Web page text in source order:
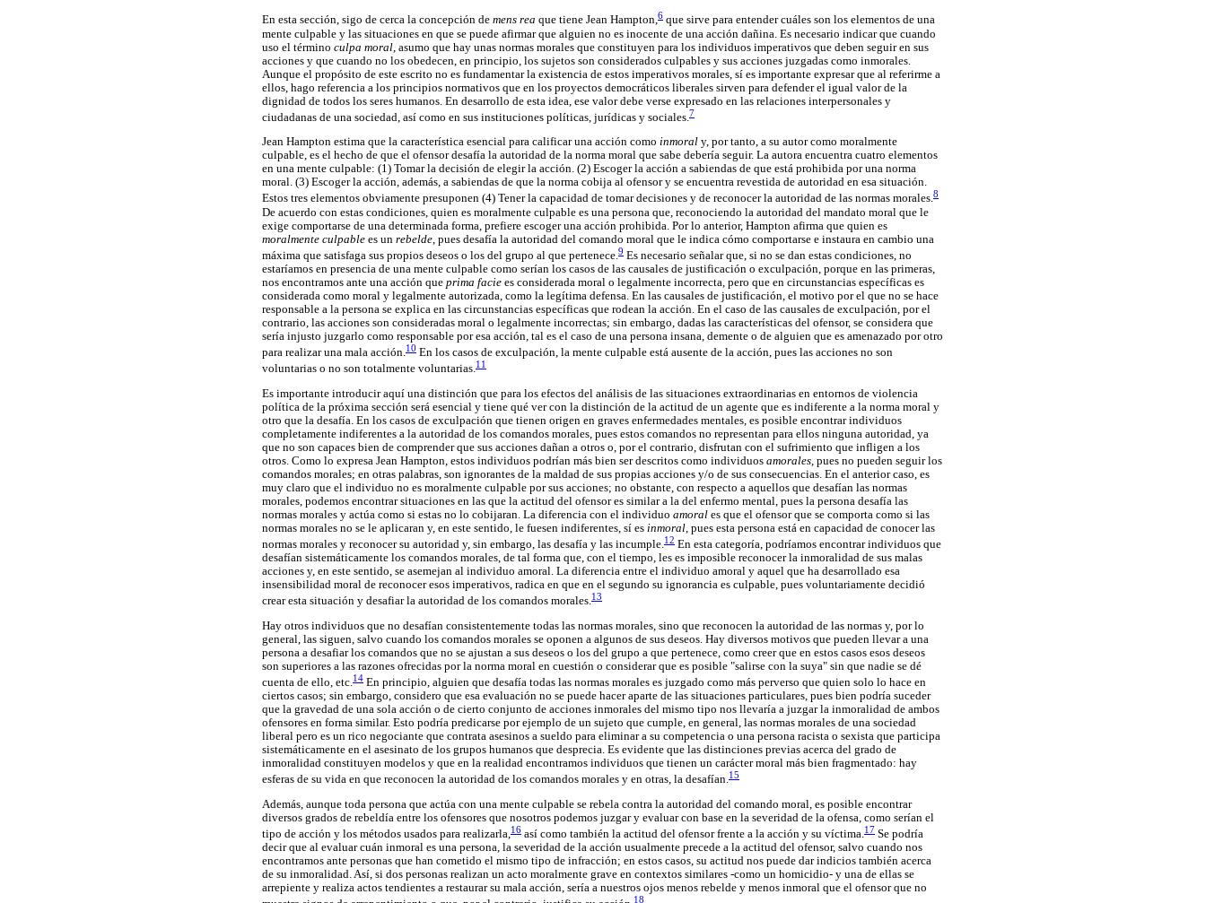
En esta sección, sigo de cerca la concepción de mens rea que tiene Jean Hampton,6 que sirve para entender cuáles son los elementos de una
mente culpable y las situaciones en que se puede afirmar que alguien no es inocente de una acción dañina. Es necesario indicar que cuando
uso el término culpa moral , asumo que hay unas normas morales que constituyen para los individuos imperativos que deben seguir en sus
acciones y que cuando no los obedecen, en principio, los sujetos son considerados culpables y sus acciones juzgadas como inmorales.
Aunque el propósito de este escrito no es fundamentar la existencia de estos imperativos morales, sí es importante expresar que al referirme a
ellos, hago referencia a los principios normativos que en los proyectos democráticos liberales sirven para defender el igual valor de la
dignidad de todos los seres humanos. En desarrollo de esta idea, ese valor debe verse expresado en las relaciones interpersonales y
ciudadanas de una sociedad, así como en sus instituciones políticas, jurídicas y sociales. 7
Jean Hampton estima que la característica esencial para calificar una acción como inmoral y, por tanto, a su autor como moralmente
culpable, es el hecho de que el ofensor desafía la autoridad de la norma moral que sabe debería seguir. La autora encuentra cuatro elementos
en una mente culpable: (1) Tomar la decisión de elegir la acción. (2) Escoger la acción a sabiendas de que está prohibida por una norma
moral. (3) Escoger la acción, además, a sabiendas de que la norma cobija al ofensor y se encuentra revestida de autoridad en esa situación.
Estos tres elementos obviamente presuponen (4) Tener la capacidad de tomar decisiones y de reconocer la autoridad de las normas morales.8
De acuerdo con estas condiciones, quien es moralmente culpable es una persona que, reconociendo la autoridad del mandato moral que le
exige comportarse de una determinada forma, prefiere escoger una acción prohibida. Por lo anterior, Hampton afirma que quien es
moralmente culpable es un rebelde , pues desafía la autoridad del comando moral que le indica cómo comportarse e instaura en cambio una
máxima que satisfaga sus propios deseos o los del grupo al que pertenece. 9 Es necesario señalar que, si no se dan estas condiciones, no
estaríamos en presencia de una mente culpable como serían los casos de las causales de justificación o exculpación, porque en las primeras,
nos encontramos ante una acción que prima facie es considerada moral o legalmente incorrecta, pero que en circunstancias específicas es
considerada como moral y legalmente autorizada, como la legítima defensa. En las causales de justificación, el motivo por el que no se hace
responsable a la persona se explica en las circunstancias específicas que rodean la acción. En el caso de las causales de exculpación, por el
contrario, las acciones son consideradas moral o legalmente incorrectas; sin embargo, dadas las características del ofensor, se considera que
sería injusto juzgarlo como responsable por esa acción, tal es el caso de una persona insana, demente o de alguien que es amenazado por otro
para realizar una mala acción.10 En los casos de exculpación, la mente culpable está ausente de la acción, pues las acciones no son
voluntarias o no son totalmente voluntarias.11
Es importante introducir aquí una distinción que para los efectos del análisis de las situaciones extraordinarias en entornos de violencia
política de la próxima sección será esencial y tiene qué ver con la distinción de la actitud de un agente que es indiferente a la norma moral y
otro que la desafía. En los casos de exculpación que tienen origen en graves enfermedades mentales, es posible encontrar individuos
completamente indiferentes a la autoridad de los comandos morales, pues estos comandos no representan para ellos ninguna autoridad, ya
que no son capaces bien de comprender que sus acciones dañan a otros o, por el contrario, disfrutan con el sufrimiento que infligen a los
otros. Como lo expresa Jean Hampton, estos individuos podrían más bien ser descritos como individuos amorales , pues no pueden seguir los
comandos morales; en otras palabras, son ignorantes de la maldad de sus propias acciones y/o de sus consecuencias. En el anterior caso, es
muy claro que el individuo no es moralmente culpable por sus acciones; no obstante, con respecto a aquellos que desafían las normas
morales, podemos encontrar situaciones en las que la actitud del ofensor es similar a la del enfermo mental, pues la persona desafía las
normas morales y actúa como si estas no lo cobijaran. La diferencia con el individuo amoral es que el ofensor que se comporta como si las
normas morales no se le aplicaran y, en este sentido, le fuesen indiferentes, sí es inmoral , pues esta persona está en capacidad de conocer las
normas morales y reconocer su autoridad y, sin embargo, las desafía y las incumple.12 En esta categoría, podríamos encontrar individuos que
desafían sistemáticamente los comandos morales, de tal forma que, con el tiempo, les es imposible reconocer la inmoralidad de sus malas
acciones y, en este sentido, se asemejan al individuo amoral. La diferencia entre el individuo amoral y aquel que ha desarrollado esa
insensibilidad moral de reconocer esos imperativos, radica en que en el segundo su ignorancia es culpable, pues voluntariamente decidió
crear esta situación y desafiar la autoridad de los comandos morales.13
Hay otros individuos que no desafían consistentemente todas las normas morales, sino que reconocen la autoridad de las normas y, por lo
general, las siguen, salvo cuando los comandos morales se oponen a algunos de sus deseos. Hay diversos motivos que pueden llevar a una
persona a desafiar los comandos que no se ajustan a sus deseos o los del grupo a que pertenece, como creer que en estos casos esos deseos
son superiores a las razones ofrecidas por la norma moral en cuestión o considerar que es posible "salirse con la suya" sin que nadie se dé
cuenta de ello, etc.14 En principio, alguien que desafía todas las normas morales es juzgado como más perverso que quien solo lo hace en
ciertos casos; sin embargo, considero que esa evaluación no se puede hacer aparte de las situaciones particulares, pues bien podría suceder
que la gravedad de una sola acción o de cierto conjunto de acciones inmorales del mismo tipo nos llevaría a juzgar la inmoralidad de ambos
ofensores en forma similar. Esto podría predicarse por ejemplo de un sujeto que cumple, en general, las normas morales de una sociedad
liberal pero es un rico negociante que contrata asesinos a sueldo para eliminar a su competencia o una persona racista o sexista que participa
sistemáticamente en el asesinato de los grupos humanos que desprecia. Es evidente que las distinciones previas acerca del grado de
inmoralidad constituyen modelos y que en la realidad encontramos individuos que tienen un carácter moral más bien fragmentado: hay
esferas de su vida en que reconocen la autoridad de los comandos morales y en otras, la desafían.15
Además, aunque toda persona que actúa con una mente culpable se rebela contra la autoridad del comando moral, es posible encontrar
diversos grados de rebeldía entre los ofensores que nosotros podemos juzgar y evaluar con base en la severidad de la ofensa, como serían el
tipo de acción y los métodos usados para realizarla,16 así como también la actitud del ofensor frente a la acción y su víctima.17 Se podría
decir que al evaluar cuán inmoral es una persona, la severidad de la acción usualmente precede a la actitud del ofensor, salvo cuando nos
encontramos ante personas que han cometido el mismo tipo de infracción; en estos casos, su actitud nos puede dar indicios también acerca
de su inmoralidad. Así, si dos personas realizan un acto moralmente grave en contextos similares -como un homicidio- y una de ellas se
arrepiente y realiza actos tendientes a restaurar su mala acción, sería a nuestros ojos menos rebelde y menos inmoral que el ofensor que no
18